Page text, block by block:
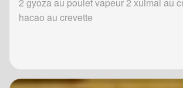
2 gyoza au poulet vapeur 2 xuimai au
hacao au crevette